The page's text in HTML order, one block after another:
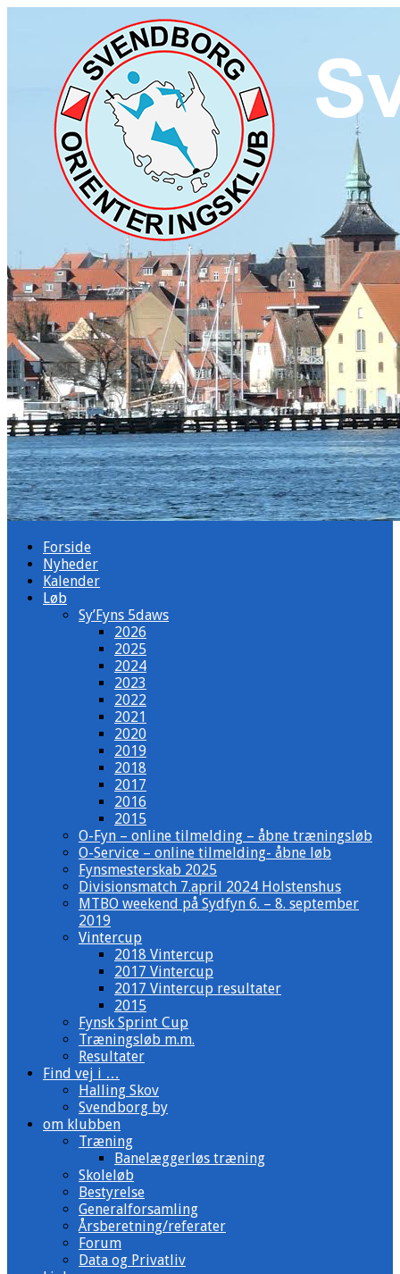
Forside
Nyheder
Kalender
Løb
Sy’Fyns 5daws
2026
2025
2024
2023
2022
2021
2020
2019
2018
2017
2016
2015
O-Fyn – online tilmelding – åbne træningsløb
O-Service – online tilmelding- åbne løb
Fynsmesterskab 2025
Divisionsmatch 7.april 2024 Holstenshus
MTBO weekend på Sydfyn 6. – 8. september
2019
Vintercup
2018 Vintercup
2017 Vintercup
2017 Vintercup resultater
2015
Fynsk Sprint Cup
Træningsløb m.m.
Resultater
Find vej i …
Halling Skov
Svendborg by
om klubben
Træning
Banelæggerløs træning
Skoleløb
Bestyrelse
Generalforsamling
Årsberetning/referater
Forum
Data og Privatliv